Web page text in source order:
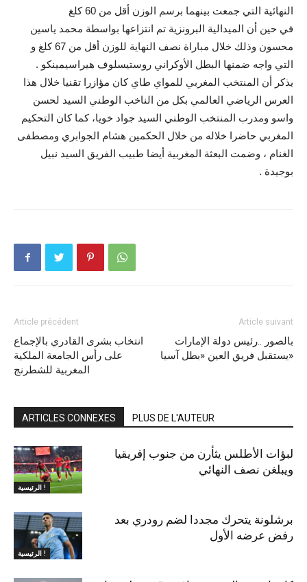
النهائية التي جمعت بينهما برسم الوزن أقل من 60 كلغ
في حين أن الميدالية البرونزية تم انتزاعها بواسطة محمد ياسين
محسون وذلك خلال مباراة نصف النهاية للوزن أقل من 67 كلغ و
التي واجه ضمنها البطل الأوكراني روستيسلوف هيراسيمينكو .
يذكر أن المنتخب المغربي للمواي طاي كان مؤازرا تقنيا خلال هذا
العرس الرياضي العالمي بكل من الناخب الوطني السيد لحسن
واسو ومدرب المنتخب الوطني السيد جواد خويا، كما كان التحكيم
المغربي حاضرا خلاله من خلال الحكمين هشام الجوابري ومصطفى
الغنام ، وضمت البعثة المغربية أيضا طبيب الفريق السيد نبيل
بوجيدة .
Article précédent
انتخاب بشرى القادري بالإجماع
على رأس الجامعة الملكية
المغربية للشطرنج
Article suivant
بالصور ..رئيس دولة الإمارات
يستقبل فريق العين «بطل آسيا»
ARTICLES CONNEXES PLUS DE L'AUTEUR
الرئيسية !
لبؤات الأطلس يثأرن من جنوب إفريقيا
ويبلغن نصف النهائي
الرئيسية !
برشلونة يتحرك مجددا لضم رودري بعد
رفض عرضه الأول